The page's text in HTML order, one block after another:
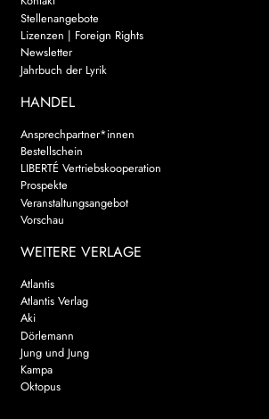
Stellenangebote
Lizenzen | Foreign Rights
Newsletter
Jahrbuch der Lyrik
HANDEL
Ansprechpartner*innen
Bestellschein
LIBERTÉ Vertriebskooperation
Prospekte
Veranstaltungsangebot
Vorschau
WEITERE VERLAGE
Atlantis
Atlantis Verlag
Aki
Dörlemann
Jung und Jung
Kampa
Oktopus